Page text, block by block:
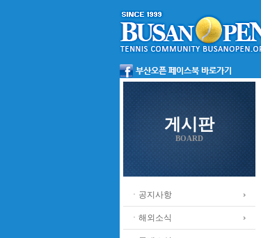
게시판
BOARD
ㆍ공지사항
ㆍ해외소식